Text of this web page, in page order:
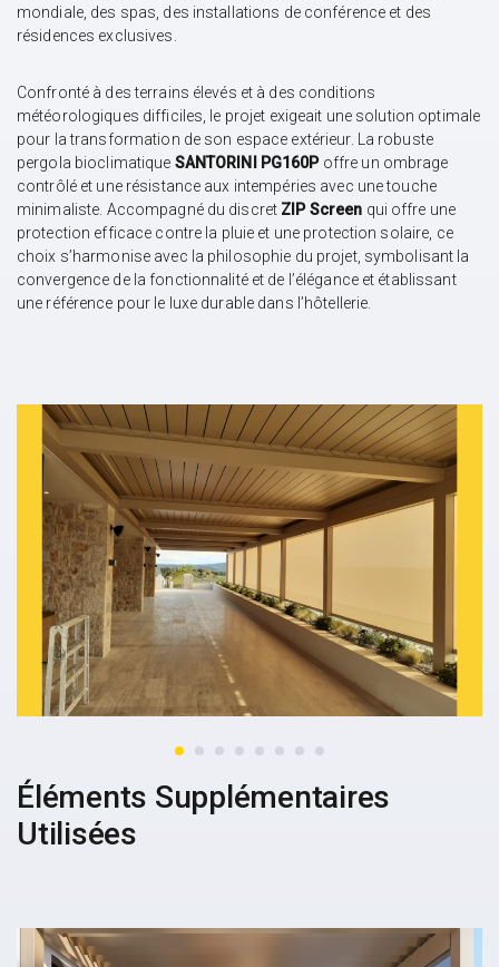
mondiale, des spas, des installations de conférence et des
résidences exclusives.
Confronté à des terrains élevés et à des conditions
météorologiques difficiles, le projet exigeait une solution optimale
pour la transformation de son espace extérieur. La robuste
pergola bioclimatique SANTORINI PG160Poffre un ombrage
contrôlé et une résistance aux intempéries avec une touche
minimaliste. Accompagné du discret ZIP Screen qui offre une
protection efficace contre la pluie et une protection solaire, ce
choix s’harmonise avec la philosophie du projet, symbolisant la
convergence de la fonctionnalité et de l’élégance et établissant
une référence pour le luxe durable dans l’hôtellerie.
Éléments Supplémentaires
Utilisées